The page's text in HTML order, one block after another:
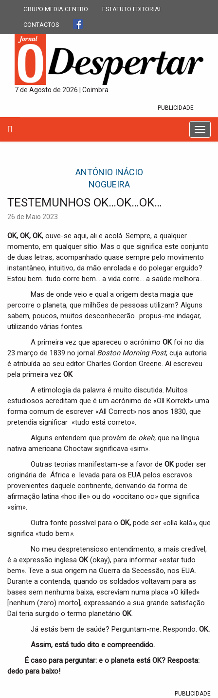
GRUPO MEDIA CENTRO ESTATUTO EDITORIAL
CONTACTOS
7 de Agosto de 2026 | Coimbra
PUBLICIDADE
T
o
a
i
n
ANTÓNIO INÁCIO
NOGUEIRA
TESTEMUNHOS OK…OK…OK…
26 de Maio 2023
OK, OK, OK, ouve-se aqui, ali e acolá. Sempre, a qualquer
momento, em qualquer sítio. Mas o que significa este conjunto
de duas letras, acompanhado quase sempre pelo movimento
instantâneo, intuitivo, da mão enrolada e do polegar erguido?
Estou bem…tudo corre bem… a vida corre… a saúde melhora…
Mas de onde veio e qual a origem desta magia que
percorre o planeta, que milhões de pessoas utilizam? Alguns
sabem, poucos, muitos desconhecerão…propus-me indagar,
utilizando várias fontes.
A primeira vez que apareceu o acrónimo OKfoi no dia
23 março de 1839 no jornal Boston Morning Post, cuja autoria
é atribuída ao seu editor Charles Gordon Greene. Aí escreveu
pela primeira vez OK
A etimologia da palavra é muito discutida. Muitos
estudiosos acreditam que é um acrónimo de «Oll Korrekt» uma
forma comum de escrever «All Correct» nos anos 1830, que
pretendia significar «tudo está correto».
Alguns entendem que provém de okeh, que na língua
nativa americana Choctaw significava «sim».
Outras teorias manifestam-se a favor de OKpoder ser
originária de África e levada para os EUA pelos escravos
provenientes daquele continente, derivando da forma de
afirmação latina «hoc ille» ou do «occitano oc»que significa
«sim».
Outra fonte possível para o OK, pode ser «olla kalá», que
significa «tudo bem».
No meu despretensioso entendimento, a mais credível,
é a expressão inglesa OK(okay), para informar «estar tudo
bem». Teve a sua origem na Guerra da Secessão, nos EUA.
Durante a contenda, quando os soldados voltavam para as
bases sem nenhuma baixa, escreviam numa placa «O killed»
[nenhum (zero) morto], expressando a sua grande satisfação.
Daí teria surgido o termo planetário OK.
Já estás bem de saúde? Perguntam-me. Respondo: OK.
Assim, está tudo dito e compreendido.
É caso para perguntar: e o planeta está OK? Resposta:
dedo para baixo!
PUBLICIDADE